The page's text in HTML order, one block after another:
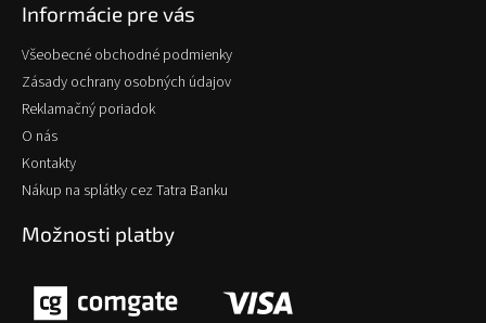
Informácie pre vás
Všeobecné obchodné podmienky
Zásady ochrany osobných údajov
Reklamačný poriadok
O nás
Kontakty
Nákup na splátky cez Tatra Banku
Možnosti platby